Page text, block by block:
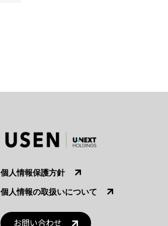
個人情報保護方針
個人情報の取扱いについて
お問い合わせ